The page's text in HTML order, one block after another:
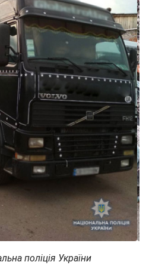
поліція України